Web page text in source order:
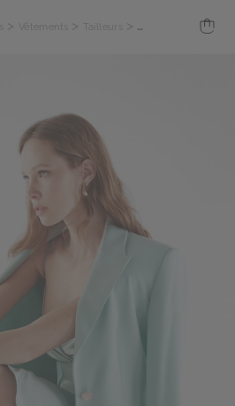
> Vêtements > Tailleurs > Blazer à simple